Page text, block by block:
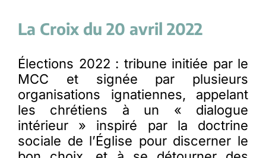
La Croix du 20 avril 2022
Élections 2022 : tribune initiée par le
MCC et signée par plusieurs
organisations ignatiennes, appelant
les chrétiens à un « dialogue
intérieur » inspiré par la doctrine
sociale de l’Église pour discerner le